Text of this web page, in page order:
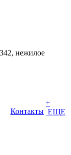
нежилое
Контакты
+
ЕЩЕ